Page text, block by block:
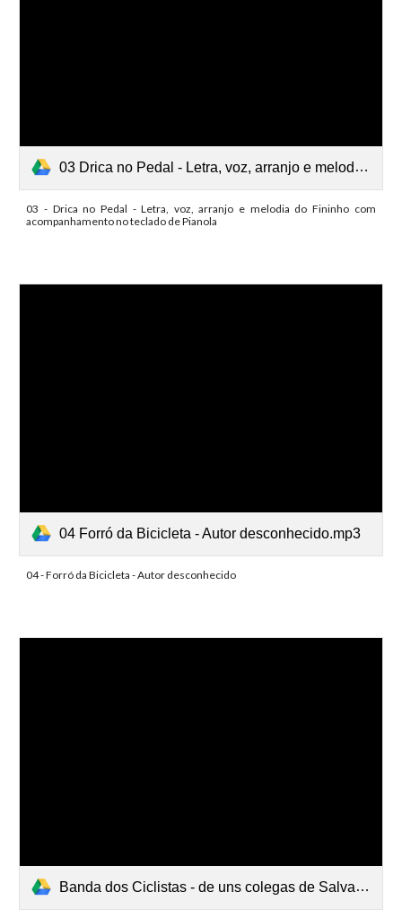
03 Drica no Pedal - Letra, voz, arranjo e melodia do Fininho com acompanhamento no teclado de Pianola.mp3
03 - Drica no Pedal - Letra, voz, arranjo e melodia do Fininho com
acompanhamento no teclado de Pianola
04 Forró da Bicicleta - Autor desconhecido.mp3
04 - Forró da Bicicleta - Autor desconhecido
Banda dos Ciclistas - de uns colegas de Salvador - REGGAE DOS CICLISTAS